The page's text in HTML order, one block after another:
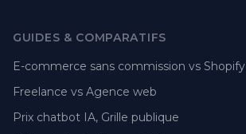
GUIDES & COMPARATIFS
E-commerce sans commission vs Shopify
Freelance vs Agence web
Prix chatbot IA, Grille publique